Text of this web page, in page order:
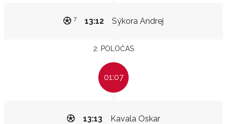
Sýkora Andrej
13:12
7
2. POLOČAS
01:07
Kavala Oskar
13:13